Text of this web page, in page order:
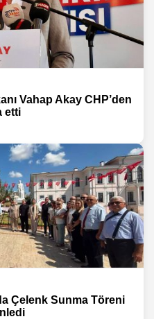
Vahap Akay CHP’den
etti
Çelenk Sunma Töreni